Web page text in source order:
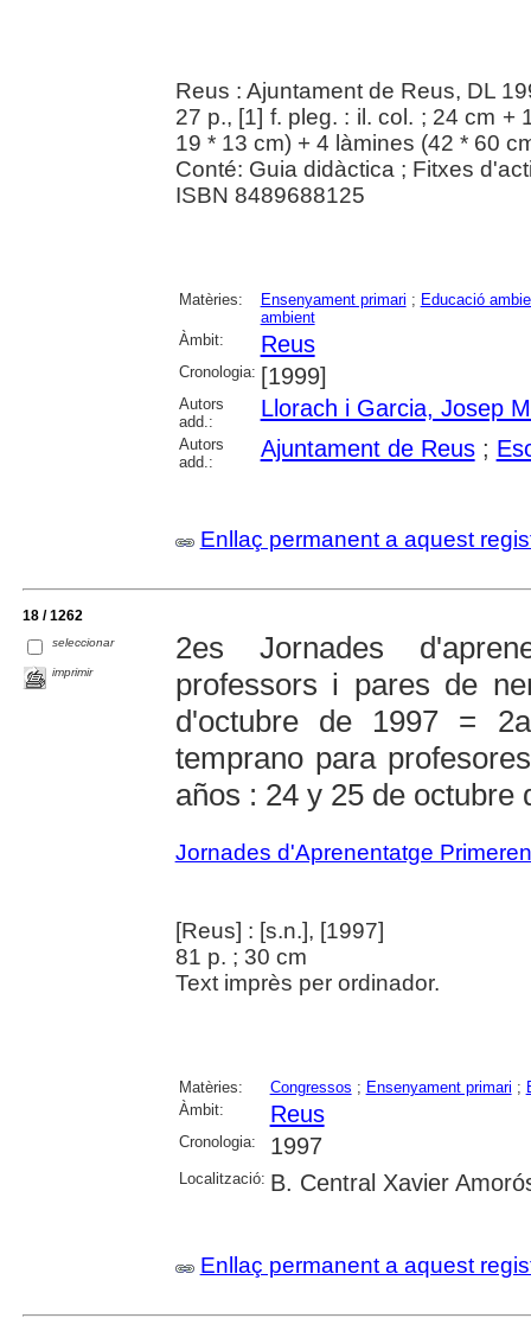
Reus : Ajuntament de Reus, DL
27 p., [1] f. pleg. : il. col. ; 24 cm
19 * 13 cm) + 4 làmines (42 * 60
Conté: Guia didàctica ; Fitxes
ISBN 8489688125
Matèries: Ensenyament primari ; Educació
ambient
Àmbit:
Reus
Cronologia: [1999]
Autors
add.:
Llorach i Garcia, Josep
Autors
add.:
Ajuntament de Reus;
Enllaç permanent a aquest
18 / 1262
seleccionar
imprimir
2es Jornades
professors i pares de
d'octubre de 1997 =
temprano para
años : 24 y 25 de octubre
Jornades d'Aprenentatge
[Reus] : [s.n.], [1997]
81 p. ; 30 cm
Text imprès per ordinador.
Matèries: Congressos ; Ensenyament primari ;
Àmbit:
Reus
Cronologia: 1997
Localització: B. Central Xavier
Enllaç permanent a aquest